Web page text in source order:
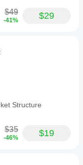
$49
-41% $29
Structure
$35
-46% $19